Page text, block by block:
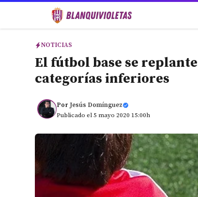
NOTICIAS
El fútbol base se
categorías inferiores
Por Jesús Domínguez
Publicado el 5 mayo 2020 15:00h